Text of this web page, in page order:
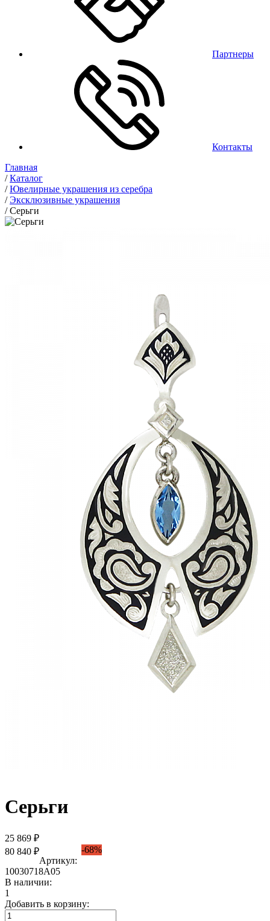
Партнеры
Контакты
Главная
/Каталог
/Ювелирные украшения из серебра
/Эксклюзивные украшения
/Серьги
Серьги
25 869 ₽
80 840 ₽
-68%
Артикул:
10030718А05
В наличии:
1
Добавить в корзину: